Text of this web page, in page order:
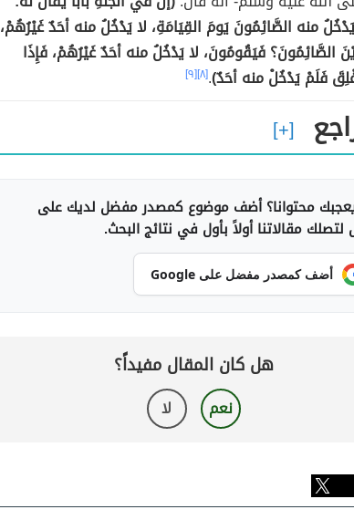
يَدْخُلُ منه الصَّائِمُونَ يَومَ القِيَامَةِ، لا يَدْخُلُ منه أحَدٌ غَيْرُهُمْ،
الصَّائِمُونَ؟ فَيَقُومُونَ، لا يَدْخُلُ منه أحَدٌ غَيْرُهُمْ، فَإِذَا
فَلَمْ يَدْخُلْ منه أحَدٌ).[٨] [٩]
محتوانا؟ أضف موضوع كمصدر مفضل لديك على
مقالاتنا أولاً بأول في نتائج البحث.
أضف كمصدر مفضل على Google
هل كان المقال مفيداً؟
نعم لا